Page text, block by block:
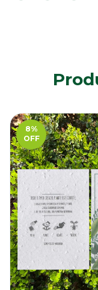
8%
OFF